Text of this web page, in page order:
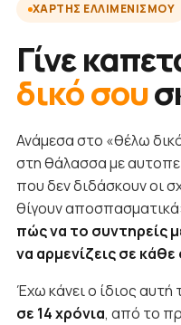
ΧΆΡΤΗΣ ΕΛΛΙΜΕΝΙΣΜΟΎ
Γίνε
δικό σου
Ανάμεσα στο «θέλω
στη θάλασσα με
που δεν διδάσκουν οι
θίγουν αποσπασματικά:
πώς να το συντηρείς
να αρμενίζεις σε
Έχω κάνει ο ίδιος
σε 14 χρόνια, από το